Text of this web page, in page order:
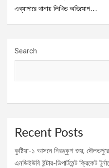
এব্যাপারে থানায় লিখিত অভিযোগ…
Search
Recent Posts
কুষ্টিয়া-১ আসনে নিরঙ্কুশ জয়;
এনডিইউবি ইন্টার-ডিপার্টমেন্ট ক্রিকেট